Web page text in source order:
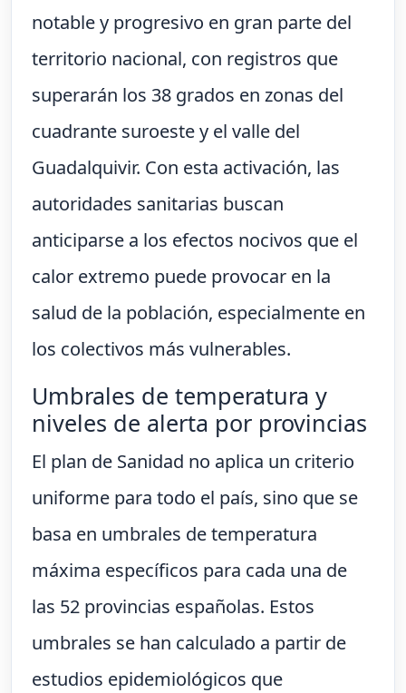
notable y progresivo en gran parte del
territorio nacional, con registros que
superarán los 38 grados en zonas del
cuadrante suroeste y el valle del
Guadalquivir. Con esta activación, las
autoridades sanitarias buscan
anticiparse a los efectos nocivos que el
calor extremo puede provocar en la
salud de la población, especialmente en
los colectivos más vulnerables.
Umbrales de temperatura y
niveles de alerta por provincias
El plan de Sanidad no aplica un criterio
uniforme para todo el país, sino que se
basa en umbrales de temperatura
máxima específicos para cada una de
las 52 provincias españolas. Estos
umbrales se han calculado a partir de
estudios epidemiológicos que